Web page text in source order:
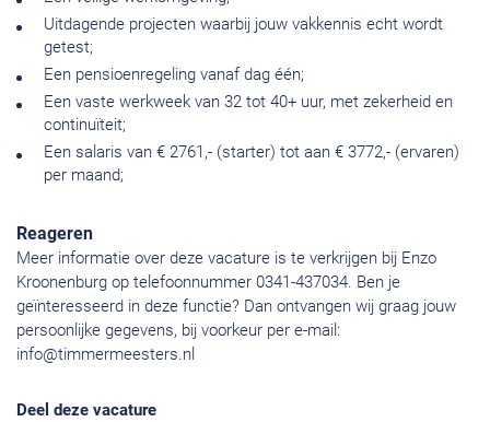
Uitdagende projecten waarbij jouw vakkennis echt wordt
getest;
Een pensioenregeling vanaf dag één;
Een vaste werkweek van 32 tot 40+ uur, met zekerheid en
continuïteit;
Een salaris van € 2761,- (starter) tot aan € 3772,- (ervaren)
per maand;
Reageren
Meer informatie over deze vacature is te verkrijgen bij Enzo
Kroonenburg op telefoonnummer 0341-437034. Ben je
geïnteresseerd in deze functie? Dan ontvangen wij graag jouw
persoonlijke gegevens, bij voorkeur per e-mail:
info@timmermeesters.nl
Deel deze vacature